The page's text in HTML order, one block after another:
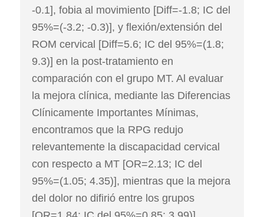
-0.1], fobia al movimiento [Diff=-1.8; IC del
95%=(-3.2; -0.3)], y flexión/extensión del
ROM cervical [Diff=5.6; IC del 95%=(1.8;
9.3)] en la post-tratamiento en
comparación con el grupo MT. Al evaluar
la mejora clínica, mediante las Diferencias
Clínicamente Importantes Mínimas,
encontramos que la RPG redujo
relevantemente la discapacidad cervical
con respecto a MT [OR=2.13; IC del
95%=(1.05; 4.35)], mientras que la mejora
del dolor no difirió entre los grupos